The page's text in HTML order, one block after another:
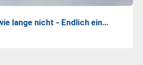
lange nicht - Endlich ein…